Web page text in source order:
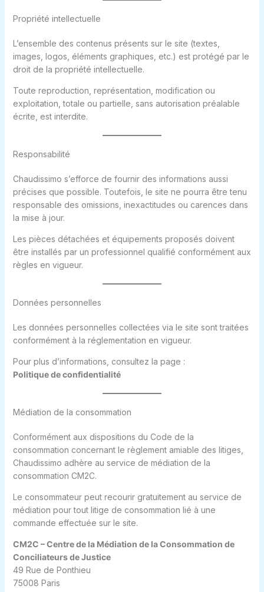
Propriété intellectuelle
L’ensemble des contenus présents sur le site (textes,
images, logos, éléments graphiques, etc.) est protégé par le
droit de la propriété intellectuelle.
Toute reproduction, représentation, modification ou
exploitation, totale ou partielle, sans autorisation préalable
écrite, est interdite.
Responsabilité
Chaudissimo s’efforce de fournir des informations aussi
précises que possible. Toutefois, le site ne pourra être tenu
responsable des omissions, inexactitudes ou carences dans
la mise à jour.
Les pièces détachées et équipements proposés doivent
être installés par un professionnel qualifié conformément aux
règles en vigueur.
Données personnelles
Les données personnelles collectées via le site sont traitées
conformément à la réglementation en vigueur.
Pour plus d’informations, consultez la page :
Politique de confidentialité
Médiation de la consommation
Conformément aux dispositions du Code de la
consommation concernant le règlement amiable des litiges,
Chaudissimo adhère au service de médiation de la
consommation CM2C.
Le consommateur peut recourir gratuitement au service de
médiation pour tout litige de consommation lié à une
commande effectuée sur le site.
CM2C – Centre de la Médiation de la Consommation de
Conciliateurs de Justice
49 Rue de Ponthieu
75008 Paris